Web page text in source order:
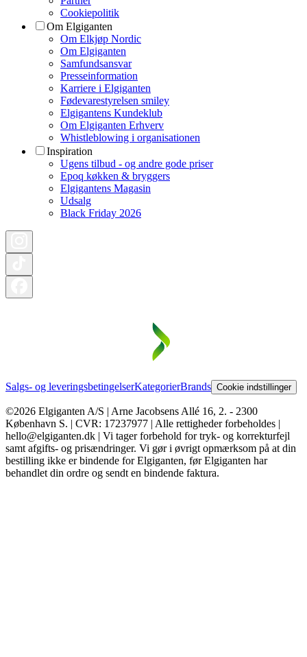
Cookiepolitik
Om Elgiganten
Om Elkjøp Nordic
Om Elgiganten
Samfundsansvar
Presseinformation
Karriere i Elgiganten
Fødevarestyrelsen smiley
Elgigantens Kundeklub
Om Elgiganten Erhverv
Whistleblowing i organisationen
Inspiration
Ugens tilbud - og andre gode priser
Epoq køkken & bryggers
Elgigantens Magasin
Udsalg
Black Friday 2026
Salgs- og leveringsbetingelserKategorierBrands Cookie indstillinger
©2026 Elgiganten A/S | Arne Jacobsens Allé 16, 2. - 2300
København S. | CVR: 17237977 | Alle rettigheder forbeholdes |
hello@elgiganten.dk | Vi tager forbehold for tryk- og korrekturfejl
samt afgifts- og prisændringer. Vi gør i øvrigt opmærksom på at din
bestilling ikke er bindende for Elgiganten, før Elgiganten har
behandlet din ordre og sendt en bindende faktura.